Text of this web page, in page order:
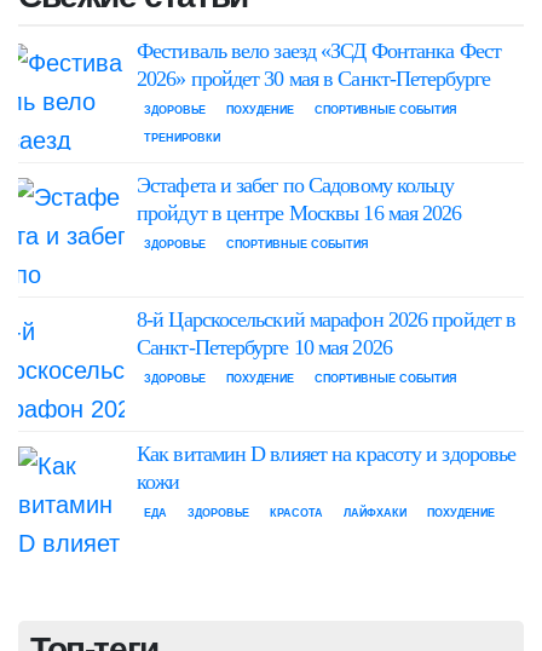
Фестиваль вело заезд «ЗСД Фонтанка Фест
2026» пройдет 30 мая в Санкт-Петербурге
ЗДОРОВЬЕ ПОХУДЕНИЕ СПОРТИВНЫЕ СОБЫТИЯ
ТРЕНИРОВКИ
Эстафета и забег по Садовому кольцу
пройдут в центре Москвы 16 мая 2026
ЗДОРОВЬЕ СПОРТИВНЫЕ СОБЫТИЯ
8-й Царскосельский марафон 2026 пройдет в
Санкт-Петербурге 10 мая 2026
ЗДОРОВЬЕ ПОХУДЕНИЕ СПОРТИВНЫЕ СОБЫТИЯ
Как витамин D влияет на красоту и здоровье
кожи
ЕДА ЗДОРОВЬЕ КРАСОТА ЛАЙФХАКИ ПОХУДЕНИЕ